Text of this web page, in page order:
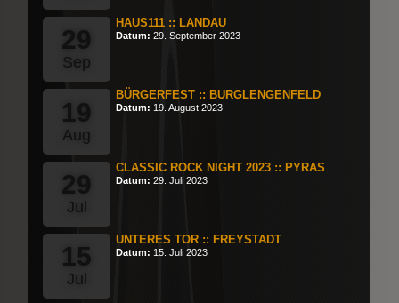
29
Sep
HAUS111 :: LANDAU
Datum: 29. September 2023
19
Aug
BÜRGERFEST :: BURGLENGENFELD
Datum: 19. August 2023
29
Jul
CLASSIC ROCK NIGHT 2023 :: PYRAS
Datum: 29. Juli 2023
15
Jul
UNTERES TOR :: FREYSTADT
Datum: 15. Juli 2023